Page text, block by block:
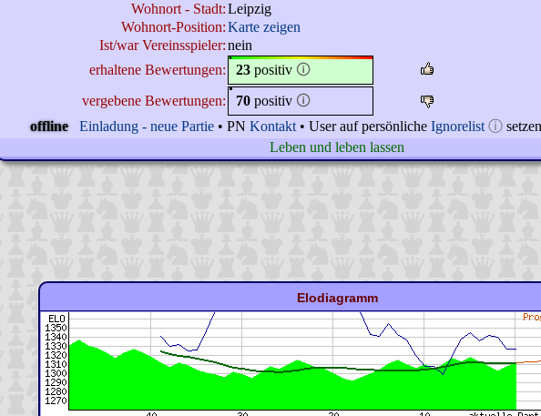
Wohnort - Stadt:Leipzig
Wohnort-Position:Karte zeigen
Ist/war Vereinsspieler:nein
erhaltene Bewertungen:
23 positiv 🛈
vergebene Bewertungen:
70 positiv 🛈
offline
Einladung - neue Partie • PN Kontakt • User auf persönliche Ignorelist ⓘ setzen
Leben und leben lassen
Elodiagramm